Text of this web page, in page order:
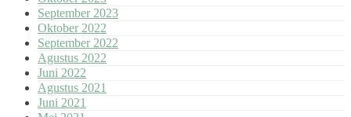
September 2023
Oktober 2022
September 2022
Agustus 2022
Juni 2022
Agustus 2021
Juni 2021